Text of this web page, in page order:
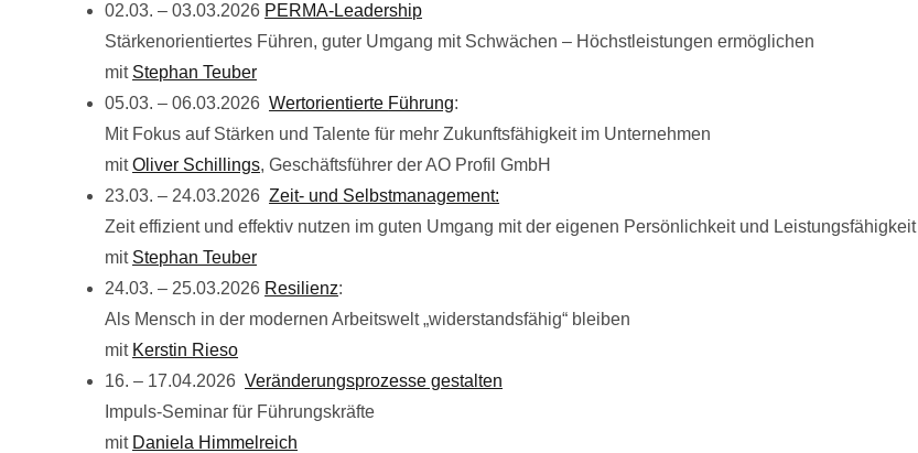
02.03. – 03.03.2026 PERMA-Leadership
Stärkenorientiertes Führen, guter Umgang mit Schwächen – Höchstleistungen ermöglichen
mit Stephan Teuber
05.03. – 06.03.2026Wertorientierte Führung:
Mit Fokus auf Stärken und Talente für mehr Zukunftsfähigkeit im Unternehmen
mitOliver Schillings, Geschäftsführer der AO Profil GmbH
23.03. – 24.03.2026Zeit- und Selbstmanagement:
Zeit effizient und effektiv nutzen im guten Umgang mit der eigenen Persönlichkeit und Leistungsfähigkeit
mit Stephan Teuber
24.03. – 25.03.2026 Resilienz:
Als Mensch in der modernen Arbeitswelt „widerstandsfähig“ bleiben
mit Kerstin Rieso
16. – 17.04.2026Veränderungsprozesse gestalten
Impuls-Seminar für Führungskräfte
mit Daniela Himmelreich